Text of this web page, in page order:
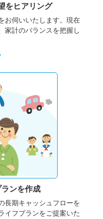
をヒアリング
伺いいたします。 現在
家計のバランスを把握し
ンを作成
長期キャッシュフローを
イフプランをご提案いた